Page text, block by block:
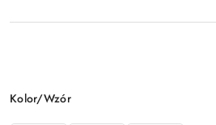
Wariant
Kolor/Wzór